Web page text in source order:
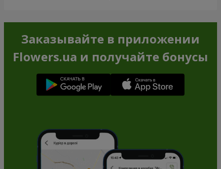
Заказывайте в приложении
Flowers.ua и получайте бонусы